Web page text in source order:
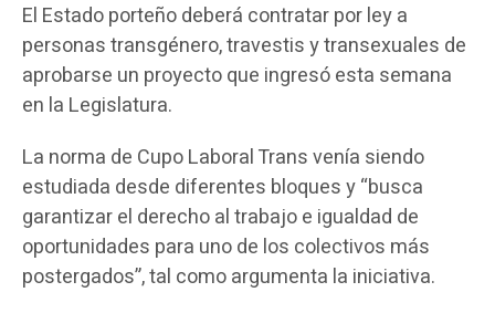
El Estado porteño deberá contratar por ley a
personas transgénero, travestis y transexuales de
aprobarse un proyecto que ingresó esta semana
en la Legislatura.
La norma de Cupo Laboral Trans venía siendo
estudiada desde diferentes bloques y “busca
garantizar el derecho al trabajo e igualdad de
oportunidades para uno de los colectivos más
postergados”, tal como argumenta la iniciativa.